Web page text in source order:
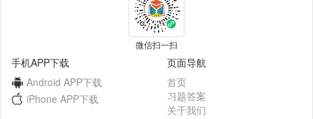
微信扫一扫
手机APP下载
Android APP下载
iPhone APP下载
页面导航
首页
习题答案
关于我们